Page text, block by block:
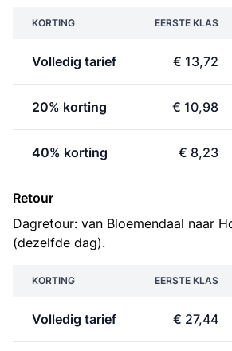
KORTING EERSTE KLAS
Volledig tarief € 13,72
20% korting € 10,98
40% korting € 8,23
Retour
Dagretour: van Bloemendaal naar
(dezelfde dag).
KORTING EERSTE KLAS
Volledig tarief € 27,44